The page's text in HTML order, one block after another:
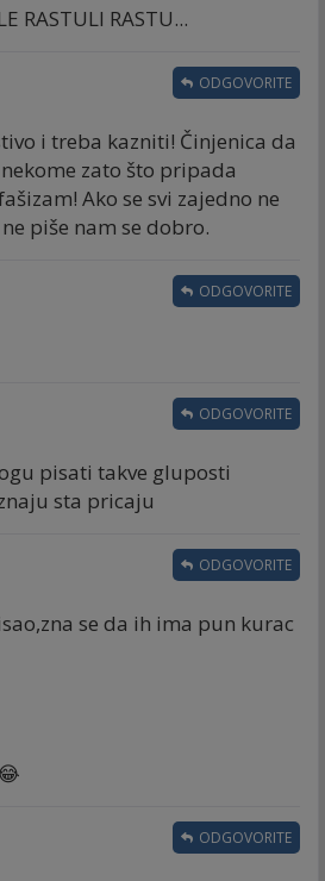
RASTULI RASTU...
i treba kazniti! Činjenica da
zato što pripada
Ako se svi zajedno ne
piše nam se dobro.
ODGOVORITE
ODGOVORITE
pisati takve gluposti
sta pricaju
ODGOVORITE
se da ih ima pun kurac
ODGOVORITE
ODGOVORITE